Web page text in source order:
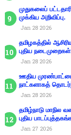
முதுகலைப்
முக்கிய அறிவிப்பு.
Jan 28 2026
தமிழகத்தில்
புதிய
Jan 28 2026
ஊதிய
நாட்களாகத்
Jan 28 2026
தமிழ்நாடு மாநில
புதிய
Jan 27 2026